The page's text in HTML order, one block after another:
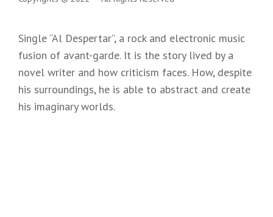
Single “Al Despertar”, a rock and electronic music
fusion of avant-garde. It is the story lived by a
novel writer and how criticism faces. How, despite
his surroundings, he is able to abstract and create
his imaginary worlds.